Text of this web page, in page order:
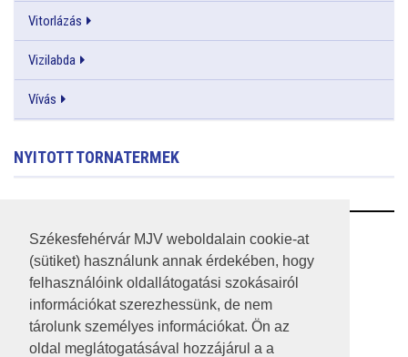
Székesfehérvár MJV weboldalain cookie-at
(sütiket) használunk annak érdekében, hogy
felhasználóink oldallátogatási szokásairól
információkat szerezhessünk, de nem
tárolunk személyes információkat. Ön az
oldal meglátogatásával hozzájárul a a
Vitorlázás
Vizilabda
Vívás
NYITOTT TORNATERMEK
RSS
A HONLAP 2017.03.31-I ÁLLAPOTA
JOGI NYILATKOZAT
IMPRESSZUM